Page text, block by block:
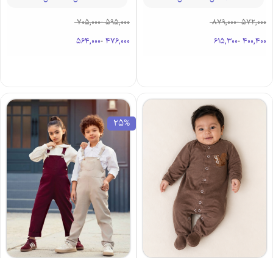
572,000
-
879,000
400,400
-
615,300
595,000
-
705,000
476,000
-
564,000
25%